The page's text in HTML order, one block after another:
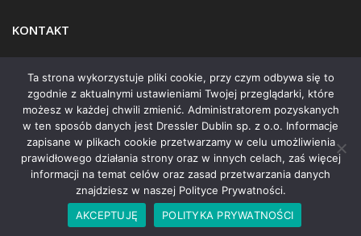
KONTAKT
Biuro: (22) 45 70 402
Mail:biuro@swiatksiazki.pl
Copyright © 2015 Świat Książki. Wszelkie prawa zastrzeżone
Ta strona wykorzystuje pliki cookie, przy czym odbywa się to
zgodnie z aktualnymi ustawieniami Twojej przeglądarki, które
możesz w każdej chwili zmienić. Administratorem pozyskanych
w ten sposób danych jest Dressler Dublin sp. z o.o. Informacje
zapisane w plikach cookie przetwarzamy w celu umożliwienia
prawidłowego działania strony oraz w innych celach, zaś więcej
informacji na temat celów oraz zasad przetwarzania danych
znajdziesz w naszej Polityce Prywatności.
AKCEPTUJĘ
POLITYKA PRYWATNOŚCI